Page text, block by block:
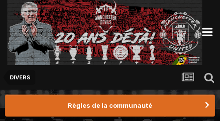
DIVERS
Règles de la communauté